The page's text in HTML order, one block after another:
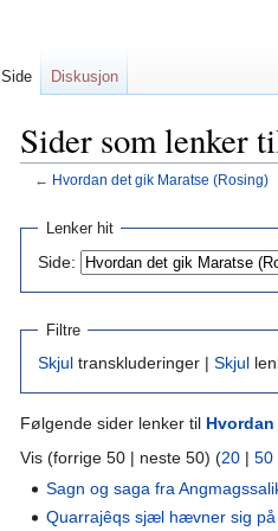
Sider som lenker
← Hvordan det gik Maratse (Rosing)
Hopp
navigering
Hopp
søk
Lenker hit
Side:
Filtre
Skjul transkluderinger | Skjul
Følgende sider lenker til
Vis (forrige 50 | neste 50) (20 | 50
Sagn og saga fra
Quarrajêqs sjæl hævner sig
Side Diskusjon